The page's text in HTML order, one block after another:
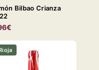
Bilbao Crianza